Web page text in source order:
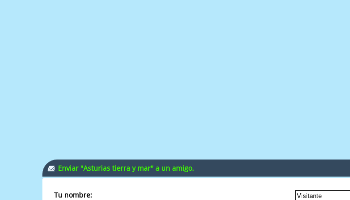
Enviar "Asturias tierra y mar" a un amigo.
Tu nombre: